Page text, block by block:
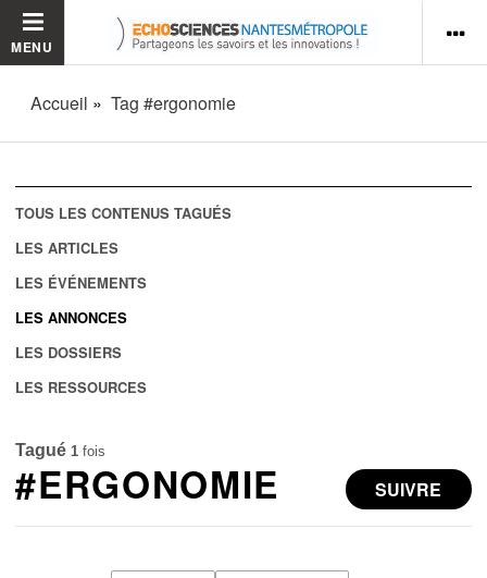
MENU
Accueil Tag #ergonomie
TOUS LES CONTENUS TAGUÉS
LES ARTICLES
LES ÉVÉNEMENTS
LES ANNONCES
LES DOSSIERS
LES RESSOURCES
Tagué 1 fois
SUIVRE
#ERGONOMIE